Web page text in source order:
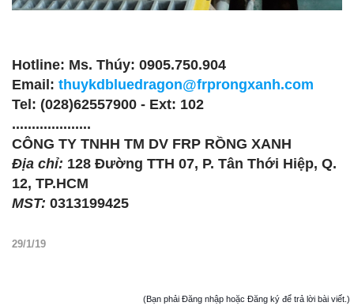
Hotline: Ms. Thúy: 0905.750.904
Email: thuykdbluedragon@frprongxanh.com
Tel: (028)62557900 - Ext: 102
....................
CÔNG TY TNHH TM DV FRP RỒNG XANH
Địa chỉ: 128 Đường TTH 07, P. Tân Thới Hiệp, Q.
12, TP.HCM
MST: 0313199425
29/1/19
(Bạn phải Đăng nhập hoặc Đăng ký để trả lời bài viết.)